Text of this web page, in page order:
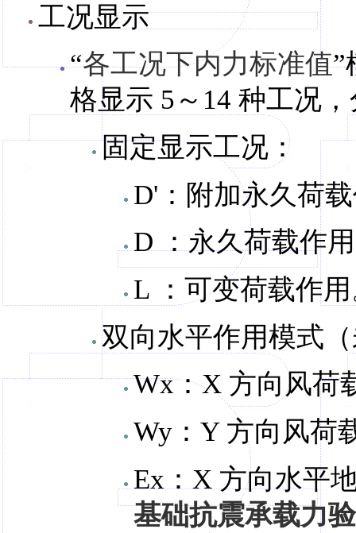
工况显示
“各工况下内力标准值”
格显示 5～14 种工况
固定显示工况：
D'：附加永久荷
D ：永久荷载作
L ：可变荷载作
双向水平作用模式
Wx：X 方向风荷
Wy：Y 方向风荷
Ex：X 方向水平
基础抗震承载力